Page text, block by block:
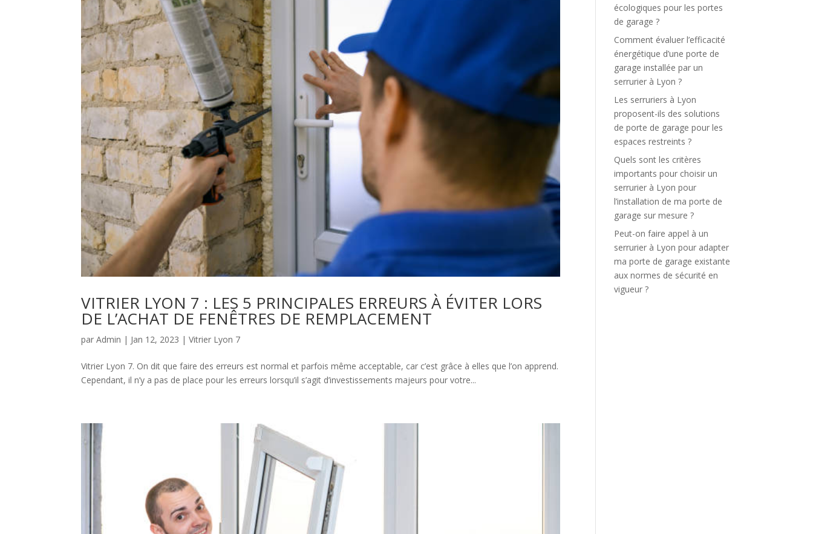
VITRIER LYON 7 : LES 5 PRINCIPALES ERREURS À ÉVITER LORS
DE L’ACHAT DE FENÊTRES DE REMPLACEMENT
parAdmin | Jan 12, 2023 |Vitrier Lyon 7
Vitrier Lyon 7. On dit que faire des erreurs est normal et parfois même acceptable, car c’est grâce à elles que l’on apprend.
Cependant, il n’y a pas de place pour les erreurs lorsqu’il s’agit d’investissements majeurs pour votre...
écologiques pour les portes
de garage ?
Comment évaluer l’efficacité
énergétique d’une porte de
garage installée par un
serrurier à Lyon ?
Les serruriers à Lyon
proposent-ils des solutions
de porte de garage pour les
espaces restreints ?
Quels sont les critères
importants pour choisir un
serrurier à Lyon pour
l’installation de ma porte de
garage sur mesure ?
Peut-on faire appel à un
serrurier à Lyon pour adapter
ma porte de garage existante
aux normes de sécurité en
vigueur ?